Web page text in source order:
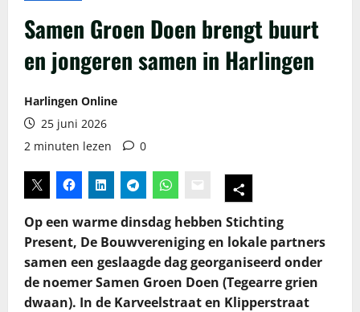
Samen Groen Doen brengt buurt
en jongeren samen in Harlingen
Harlingen Online
25 juni 2026
2 minuten lezen
0
Op een warme dinsdag hebben Stichting
Present, De Bouwvereniging en lokale partners
samen een geslaagde dag georganiseerd onder
de noemer Samen Groen Doen (Tegearre grien
dwaan). In de Karveelstraat en Klipperstraat